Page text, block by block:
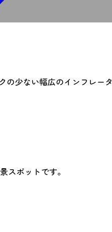
の少ない幅広のインフレータ
スポットです。